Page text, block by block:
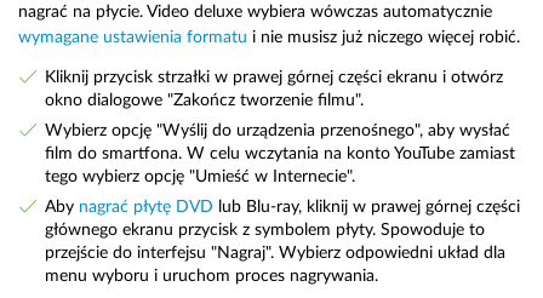
nagrać na płycie. Video deluxe wybiera wówczas automatycznie
wymagane ustawienia formatu i nie musisz już niczego więcej robić.
Kliknij przycisk strzałki w prawej górnej części ekranu i otwórz
okno dialogowe "Zakończ tworzenie filmu".
Wybierz opcję "Wyślij do urządzenia przenośnego", aby wysłać
film do smartfona. W celu wczytania na konto YouTube zamiast
tego wybierz opcję "Umieść w Internecie".
Aby nagrać płytę DVD lub Blu-ray, kliknij w prawej górnej części
głównego ekranu przycisk z symbolem płyty. Spowoduje to
przejście do interfejsu "Nagraj". Wybierz odpowiedni układ dla
menu wyboru i uruchom proces nagrywania.